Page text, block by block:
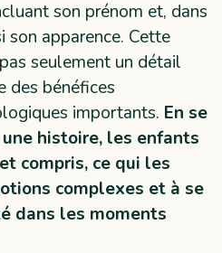
son prénom et, dans
son apparence. Cette
seulement un détail
des bénéfices
importants. En se
histoire, les enfants
compris, ce qui les
complexes et à se
dans les moments